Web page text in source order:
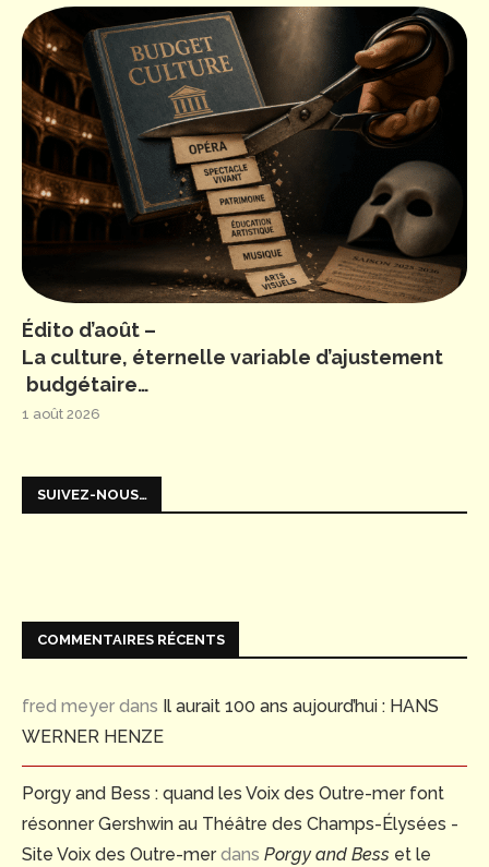
Édito d’août –
La culture, éternelle variable d’ajustement
budgétaire…
1 août 2026
SUIVEZ-NOUS…
COMMENTAIRES RÉCENTS
fred meyer dans Il aurait 100 ans aujourd’hui : HANS
WERNER HENZE
Porgy and Bess : quand les Voix des Outre-mer font
résonner Gershwin au Théâtre des Champs-Élysées -
Site Voix des Outre-merdans Porgy and Bess et le